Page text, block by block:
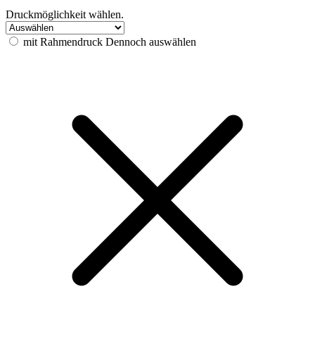
Druckmöglichkeit wählen.
mit Rahmendruck Dennoch auswählen